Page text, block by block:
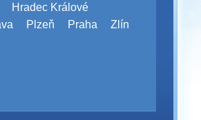
Brno
Server Bootcamp 2026
Hradec Králové
Plzeň Praha Zlín